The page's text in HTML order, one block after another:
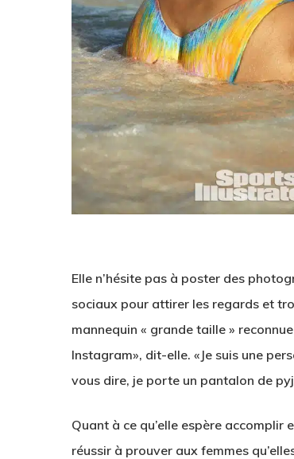
Elle n’hésite pas à poster des
sociaux pour attirer les regards et
mannequin « grande taille »
Instagram», dit-elle. «Je suis une
vous dire, je porte un pantalon de
Quant à ce qu’elle espère
réussir à prouver aux femmes